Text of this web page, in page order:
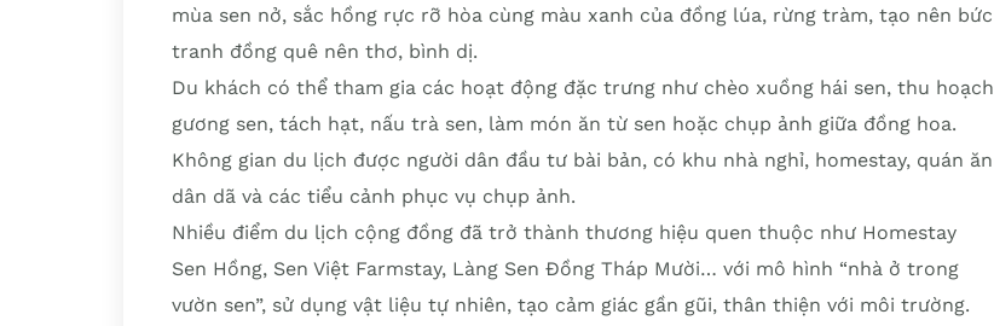
mùa sen nở, sắc hồng rực rỡ hòa cùng màu xanh của đồng lúa, rừng tràm, tạo nên bức
tranh đồng quê nên thơ, bình dị.
Du khách có thể tham gia các hoạt động đặc trưng như chèo xuồng hái sen, thu hoạch
gương sen, tách hạt, nấu trà sen, làm món ăn từ sen hoặc chụp ảnh giữa đồng hoa.
Không gian du lịch được người dân đầu tư bài bản, có khu nhà nghỉ, homestay, quán ăn
dân dã và các tiểu cảnh phục vụ chụp ảnh.
Nhiều điểm du lịch cộng đồng đã trở thành thương hiệu quen thuộc như Homestay
Sen Hồng, Sen Việt Farmstay, Làng Sen Đồng Tháp Mười… với mô hình “nhà ở trong
vườn sen”, sử dụng vật liệu tự nhiên, tạo cảm giác gần gũi, thân thiện với môi trường.